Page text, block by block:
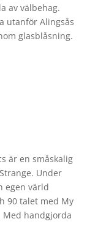
av välbehag.
utanför Alingsås
glasblåsning.
är en småskalig
Under
egen värld
90 talet med My
Med handgjorda